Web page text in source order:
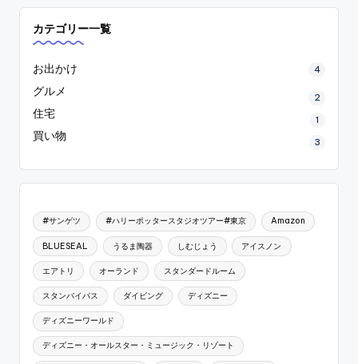
カテゴリー一覧
お出かけ 4
グルメ 2
住宅 1
買い物 3
#サンゲツ #ハリーポッタースタジオツアー#東京 Amazon
BLUESEAL うるま陶器 しむじょう アイスノン
エアトリ オーランド スタンダードルーム
スタンバイパス ダイビング ディズニー
ディズニーワールド
ディズニー・オールスター・ミュージック・リゾート